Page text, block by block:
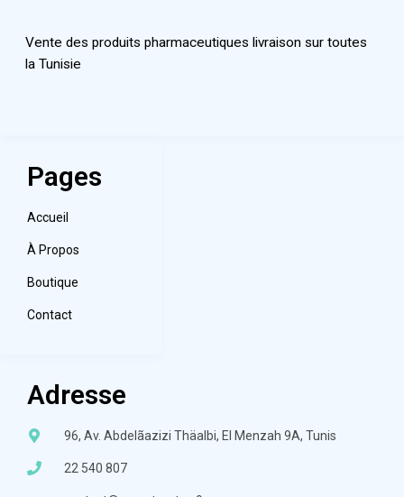
Vente des produits pharmaceutiques livraison sur toutes
la Tunisie
Pages
Accueil
À Propos
Boutique
Contact
Adresse
96, Av. Abdelãazizi Thäalbi, El Menzah 9A, Tunis
22 540 807